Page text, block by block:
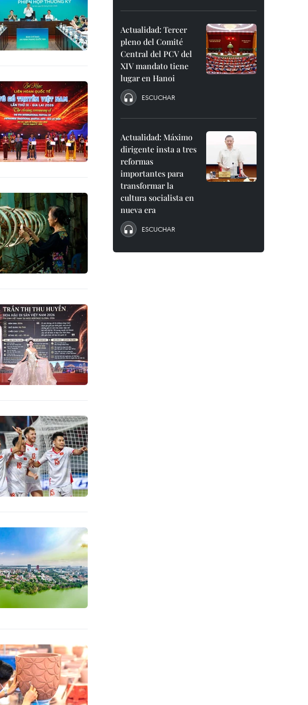
Actualidad: Tercer
pleno del Comité
Central del PCV del
XIV mandato tiene
lugar en Hanoi
ESCUCHAR
Actualidad: Máximo
dirigente insta a tres
reformas
importantes para
transformar la
cultura socialista en
nueva era
ESCUCHAR